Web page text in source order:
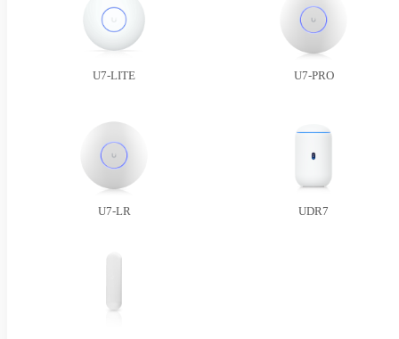
U7-LITE U7-PRO
U7-LR UDR7